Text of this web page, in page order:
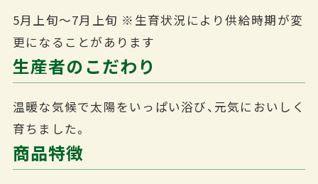
5月上旬～7月上旬 ※生育状況により供給時期が変
更になることがあります
生産者のこだわり
温暖な気候で太陽をいっぱい浴び、元気においしく
育ちました。
商品特徴